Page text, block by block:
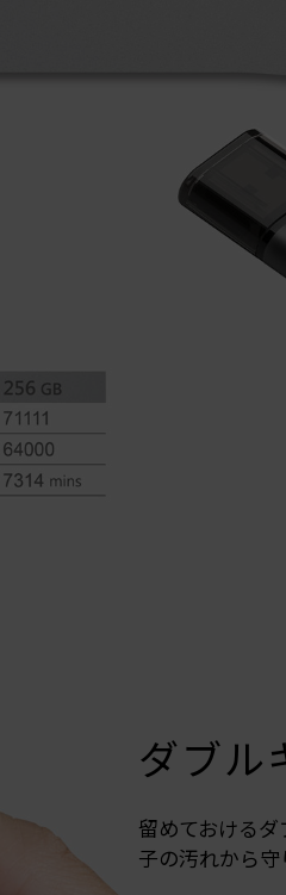
ダブル
留めておける
子の汚れから守